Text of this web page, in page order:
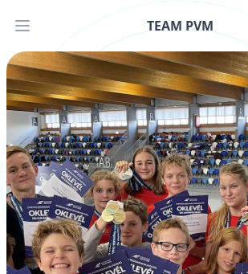
Open main menu TEAM PVM